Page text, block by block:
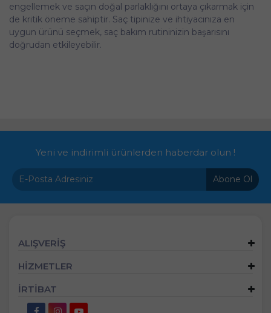
engellemek ve saçın doğal parlaklığını ortaya çıkarmak için
de kritik öneme sahiptir. Saç tipinize ve ihtiyacınıza en
uygun ürünü seçmek, saç bakım rutininizin başarısını
doğrudan etkileyebilir.
Yeni ve indirimli ürünlerden haberdar olun !
Abone Ol
ALIŞVERİŞ
HİZMETLER
İRTİBAT